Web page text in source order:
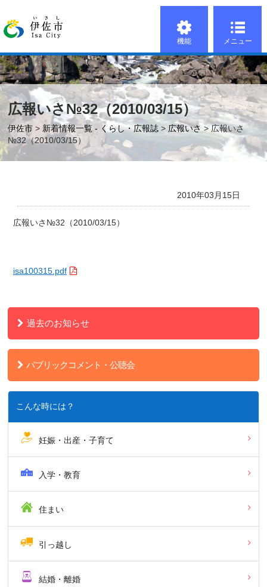
機能 メニュー
広報いさ№32（2010/03/15）
伊佐市 > 新着情報一覧 - くらし・広報誌 > 広報いさ> 広報いさ
№32（2010/03/15）
2010年03月15日
広報いさ№32（2010/03/15）
isa100315.pdf
過去のお知らせ
パブリックコメント・公聴会
こんな時には？
妊娠・出産・子育て
入学・教育
住まい
引っ越し
結婚・離婚